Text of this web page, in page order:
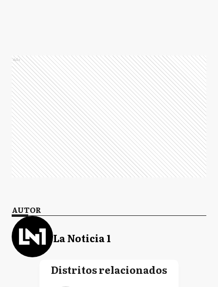
Ads
AUTOR
La Noticia 1
Distritos relacionados